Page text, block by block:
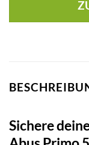
Sichere